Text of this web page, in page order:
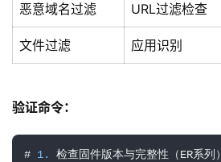
恶意域名过滤 URL过滤检查
文件过滤 应用识别
验证命令：
# 1. 检查固件版本与完整性（ER系列）